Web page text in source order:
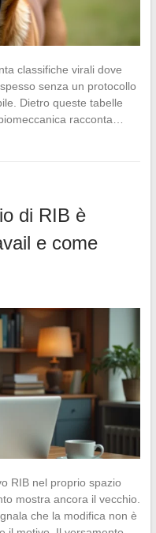
classifiche virali dove
senza un protocollo
Dietro queste tabelle
racconta…
di RIB è
e come
RIB nel proprio spazio
mostra ancora il vecchio.
che la modifica non è